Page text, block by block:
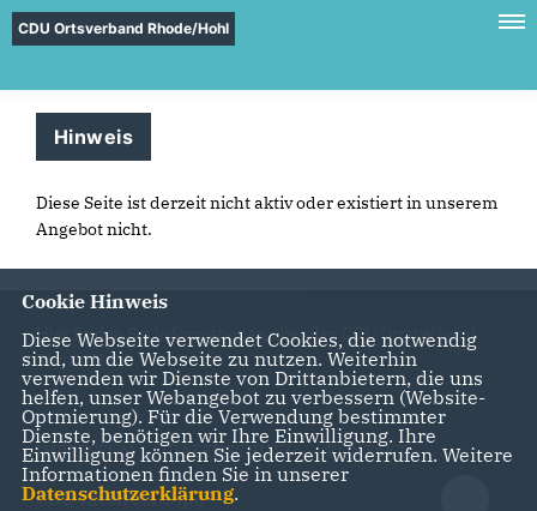
CDU Ortsverband Rhode/Hohl
Hinweis
Diese Seite ist derzeit nicht aktiv oder existiert in unserem
Angebot nicht.
Hier finden Sie Informationen über den CDU Ortsverband
Rhode/Hohl
IMPRESSUM DATENSCHUTZ KONTAKT
CDU im Kreis Olpe
Cookie Hinweis
Diese Webseite verwendet Cookies, die notwendig
sind, um die Webseite zu nutzen. Weiterhin
verwenden wir Dienste von Drittanbietern, die uns
helfen, unser Webangebot zu verbessern (Website-
Optmierung). Für die Verwendung bestimmter
Dienste, benötigen wir Ihre Einwilligung. Ihre
Einwilligung können Sie jederzeit widerrufen. Weitere
Informationen finden Sie in unserer
Datenschutzerklärung.